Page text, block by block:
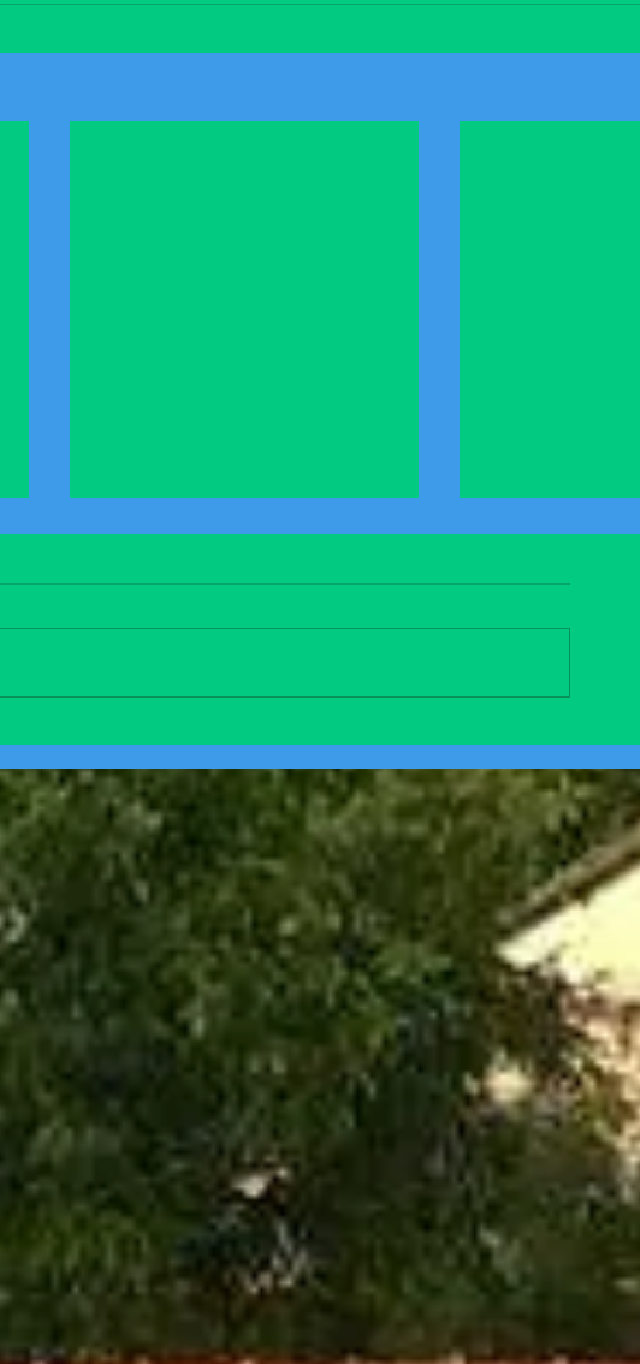
Ruh tedavisi
Uçurtmayı uçuran rüzgar değil
sağlığı gibi. Bir gövde, bir kuyruk
YAŞ TORBA